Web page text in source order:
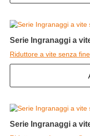
Serie Ingranaggi a
Riduttore a vite senza fine
Serie Ingranaggi a